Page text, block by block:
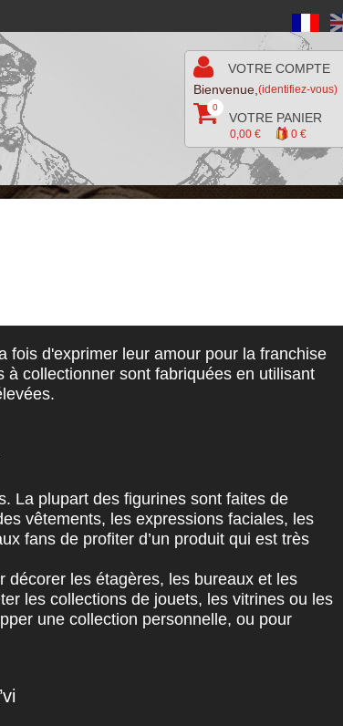
VOTRE COMPTE
Bienvenue, (identifiez-vous)
VOTRE PANIER
0
0,00 € 0 €
0
fois d'exprimer leur amour pour la franchise
collectionner sont fabriquées en utilisant
La plupart des figurines sont faites de
vêtements, les expressions faciales, les
fans de profiter d’un produit qui est très
décorer les étagères, les bureaux et les
les collections de jouets, les vitrines ou les
une collection personnelle, ou pour